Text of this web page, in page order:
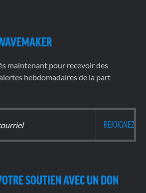
maintenant pour recevoir des
hebdomadaires de la part
SOUTIEN AVEC UN DON